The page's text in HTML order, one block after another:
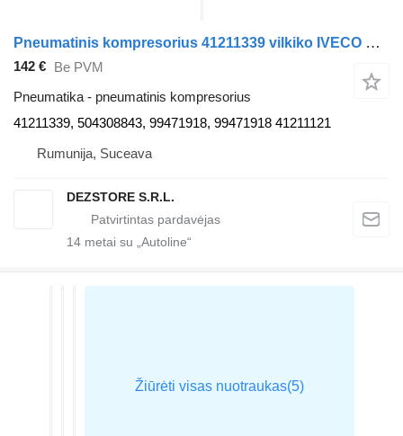
Pneumatinis kompresorius 41211339 vilkiko IVECO STRALIS
142 €
Be PVM
Pneumatika - pneumatinis kompresorius
41211339, 504308843, 99471918, 99471918 41211121
Rumunija, Suceava
DEZSTORE S.R.L.
14 metai su „Autoline“